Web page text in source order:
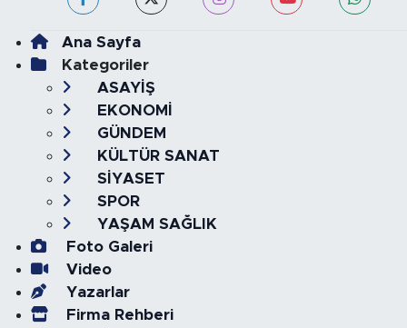
Ana Sayfa
Kategoriler
ASAYİŞ
EKONOMİ
GÜNDEM
KÜLTÜR SANAT
SİYASET
SPOR
YAŞAM SAĞLIK
Foto Galeri
Video
Yazarlar
Firma Rehberi